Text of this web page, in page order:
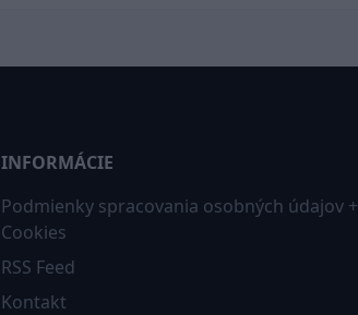
INFORMÁCIE
Podmienky spracovania osobných údajov +
Cookies
RSS Feed
Kontakt